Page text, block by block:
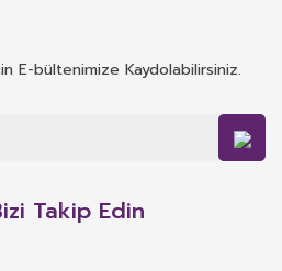
E-bültenimize Kaydolabilirsiniz.
Takip Edin